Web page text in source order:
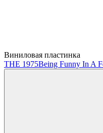
Виниловая пластинка
THE 1975Being Funny In A